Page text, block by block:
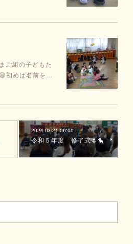
ご組の子どもた
初めは名前を…
2024.03.21 06:00
令和５年度 修了式🌷🐤